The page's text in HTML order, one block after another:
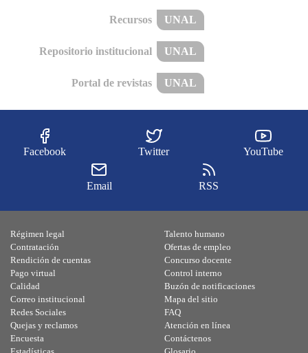
Recursos UNAL
Repositorio institucional UNAL
Portal de revistas UNAL
Facebook Twitter YouTube
Email RSS
Régimen legal
Contratación
Rendición de cuentas
Pago virtual
Calidad
Talento humano
Ofertas de empleo
Concurso docente
Control interno
Buzón de notificaciones
Correo institucional
Redes Sociales
Quejas y reclamos
Encuesta
Mapa del sitio
FAQ
Atención en línea
Contáctenos